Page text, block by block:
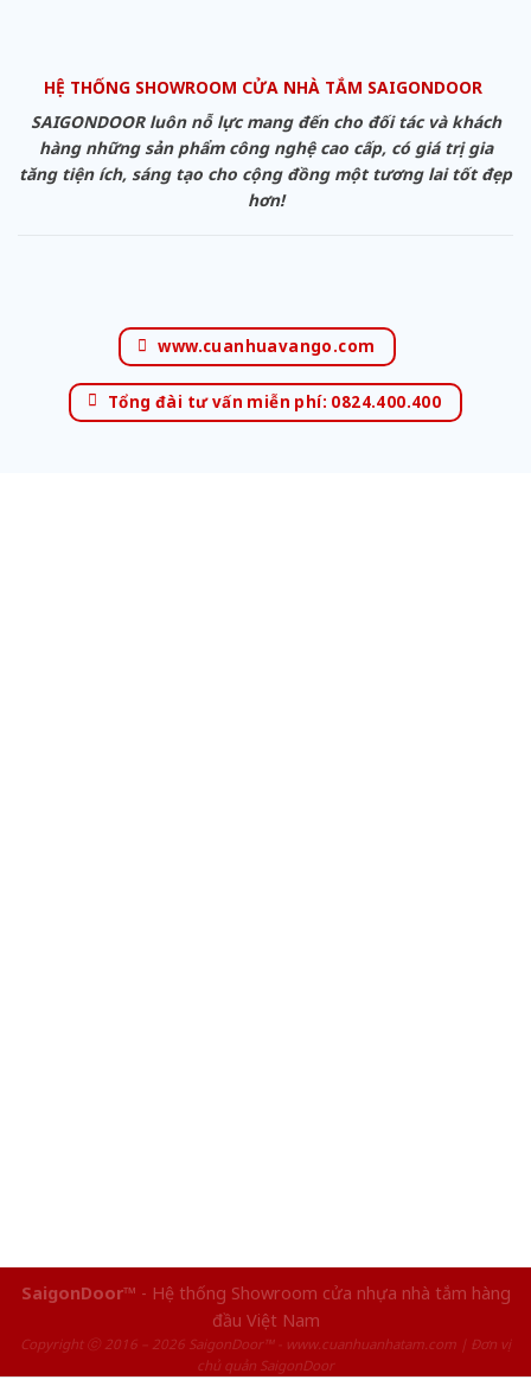
HỆ THỐNG SHOWROOM CỬA NHÀ TẮM SAIGONDOOR
SAIGONDOOR luôn nỗ lực mang đến cho đối tác và khách
hàng những sản phẩm công nghệ cao cấp, có giá trị gia
tăng tiện ích, sáng tạo cho cộng đồng một tương lai tốt đẹp
hơn!
www.cuanhuavango.com
Tổng đài tư vấn miễn phí: 0824.400.400
SaigonDoor™ - Hệ thống Showroom cửa nhựa nhà tắm hàng
đầu Việt Nam
Copyright ⓒ 2016 – 2026 SaigonDoor™ - www.cuanhuanhatam.com | Đơn vị
chủ quản SaigonDoor